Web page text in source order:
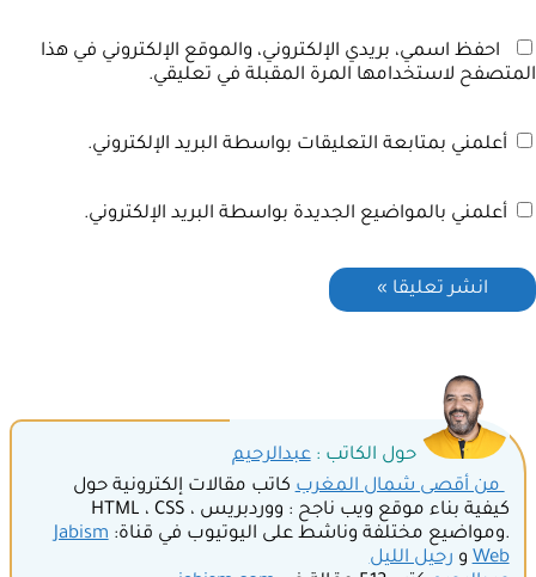
احفظ اسمي، بريدي الإلكتروني، والموقع الإلكتروني في هذا
المتصفح لاستخدامها المرة المقبلة في تعليقي.
أعلمني بمتابعة التعليقات بواسطة البريد الإلكتروني.
أعلمني بالمواضيع الجديدة بواسطة البريد الإلكتروني.
حول الكاتب :
عبدالرحيم
من أقصى شمال المغربكاتب مقالات إلكترونية حول
كيفية بناء موقع ويب ناجح : ووردبريس ، HTML ، CSS
.ومواضيع مختلفة وناشط على اليوتيوب في قناة:Jabism
Webو رحيل الليل